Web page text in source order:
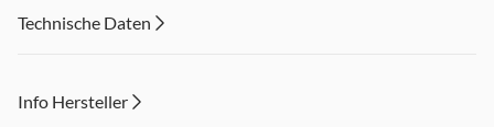
zeitlich versetzt in den Tag starten.
Ob lokaler Radiosender oder exotische Klänge aus
Technische Daten
Info Hersteller